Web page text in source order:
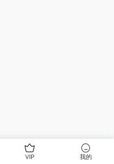
VIP 我的